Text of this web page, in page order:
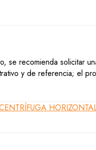
recomienda solicitar
y de referencia; el